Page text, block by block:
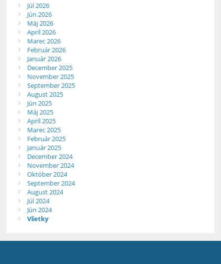
Júl 2026
Jún 2026
Máj 2026
Apríl 2026
Marec 2026
Február 2026
Január 2026
December 2025
November 2025
September 2025
August 2025
Jún 2025
Máj 2025
Apríl 2025
Marec 2025
Február 2025
Január 2025
December 2024
November 2024
Október 2024
September 2024
August 2024
Júl 2024
Jún 2024
Všetky